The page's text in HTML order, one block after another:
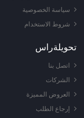
سياسة الخصوصية
شروط الاستخدام
تحويلةراس
اتصل بنا
الشركات
العروض المميزة
إرجاع الطلب